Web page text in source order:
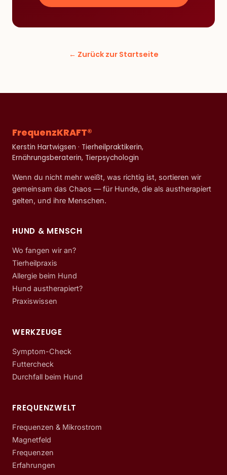
← Zurück zur Startseite
FrequenzKRAFT®
Kerstin Hartwigsen · Tierheilpraktikerin,
Ernährungsberaterin, Tierpsychologin
Wenn du nicht mehr weißt, was richtig ist, sortieren wir
gemeinsam das Chaos — für Hunde, die als austherapiert
gelten, und ihre Menschen.
HUND & MENSCH
Wo fangen wir an?
Tierheilpraxis
Allergie beim Hund
Hund austherapiert?
Praxiswissen
WERKZEUGE
Symptom-Check
Futtercheck
Durchfall beim Hund
FREQUENZWELT
Frequenzen & Mikrostrom
Magnetfeld
Frequenzen
Erfahrungen